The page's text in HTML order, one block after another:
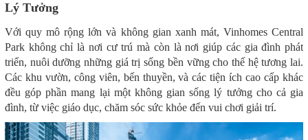
Lý Tưởng
Với quy mô rộng lớn và không gian xanh mát, Vinhomes Central
Park không chỉ là nơi cư trú mà còn là nơi giúp các gia đình phát
triển, nuôi dưỡng những giá trị sống bền vững cho thế hệ tương lai.
Các khu vườn, công viên, bến thuyền, và các tiện ích cao cấp khác
đều góp phần mang lại một không gian sống lý tưởng cho cả gia
đình, từ việc giáo dục, chăm sóc sức khỏe đến vui chơi giải trí.